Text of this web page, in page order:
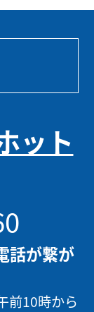
ット
話が繋が
前10時から